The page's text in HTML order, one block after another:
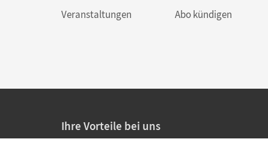
Veranstaltungen
Abo kündigen
Ihre Vorteile bei uns